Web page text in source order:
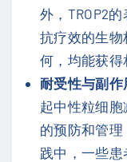
外，TROP2
抗疗效的生物
何，均能获得
耐受性与副作
起中性粒细
的预防和管
践中，一些